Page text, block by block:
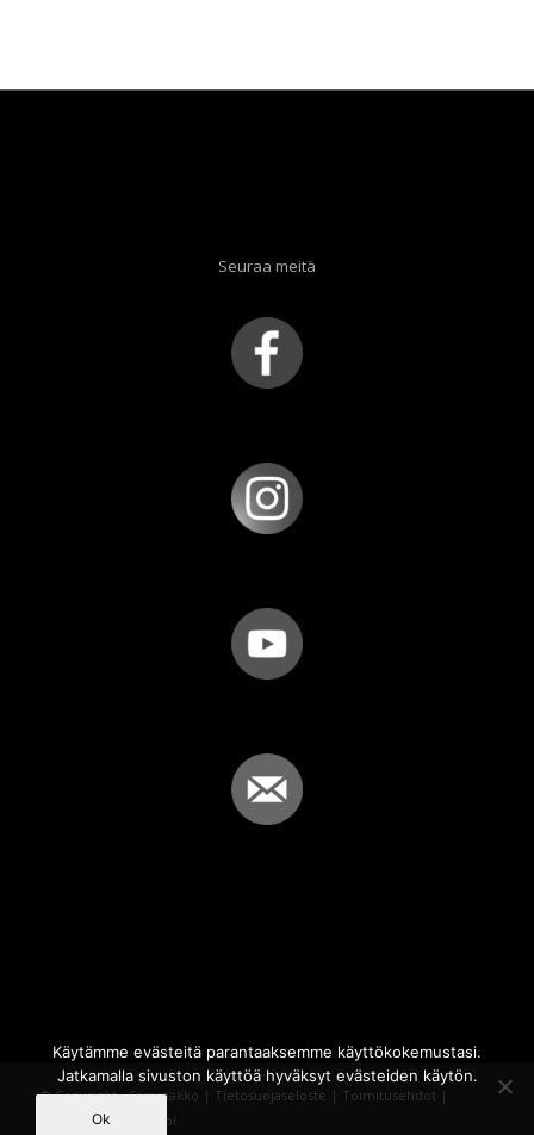
Seuraa meitä
© Copyright - Sammakko | Tietosuojaseloste | Toimitusehdot |
Powered by
iQWebbi
Käytämme evästeitä parantaaksemme käyttökokemustasi.
Jatkamalla sivuston käyttöä hyväksyt evästeiden käytön.
Ok